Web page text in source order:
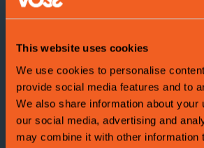
This website uses cookies
We use cookies to personalise
provide social media features and to
We also share information about your
our social media, advertising and
may combine it with other information
Bill the greek
Bill the greek går aldri på
Hos oss får alle ein autentisk smak